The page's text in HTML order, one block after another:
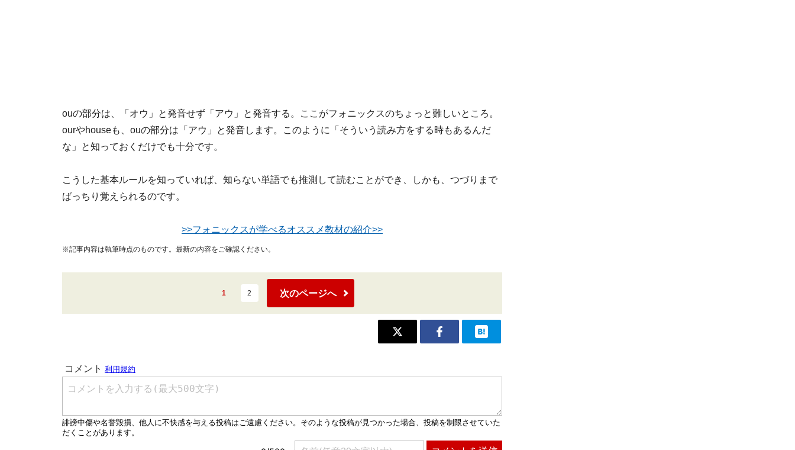
ouの部分は、「オウ」と発音せず「アウ」と発音する。ここがフォニックスのちょっと難しいところ。
ourやhouseも、ouの部分は「アウ」と発音します。このように「そういう読み方をする時もあるんだ
な」と知っておくだけでも十分です。
こうした基本ルールを知っていれば、知らない単語でも推測して読むことができ、しかも、つづりまで
ばっちり覚えられるのです。
>>フォニックスが学べるオススメ教材の紹介>>
※記事内容は執筆時点のものです。最新の内容をご確認ください。
1 2 次のページへ